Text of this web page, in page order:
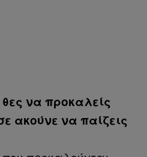
να προκαλείς
ακούνε να παίζεις